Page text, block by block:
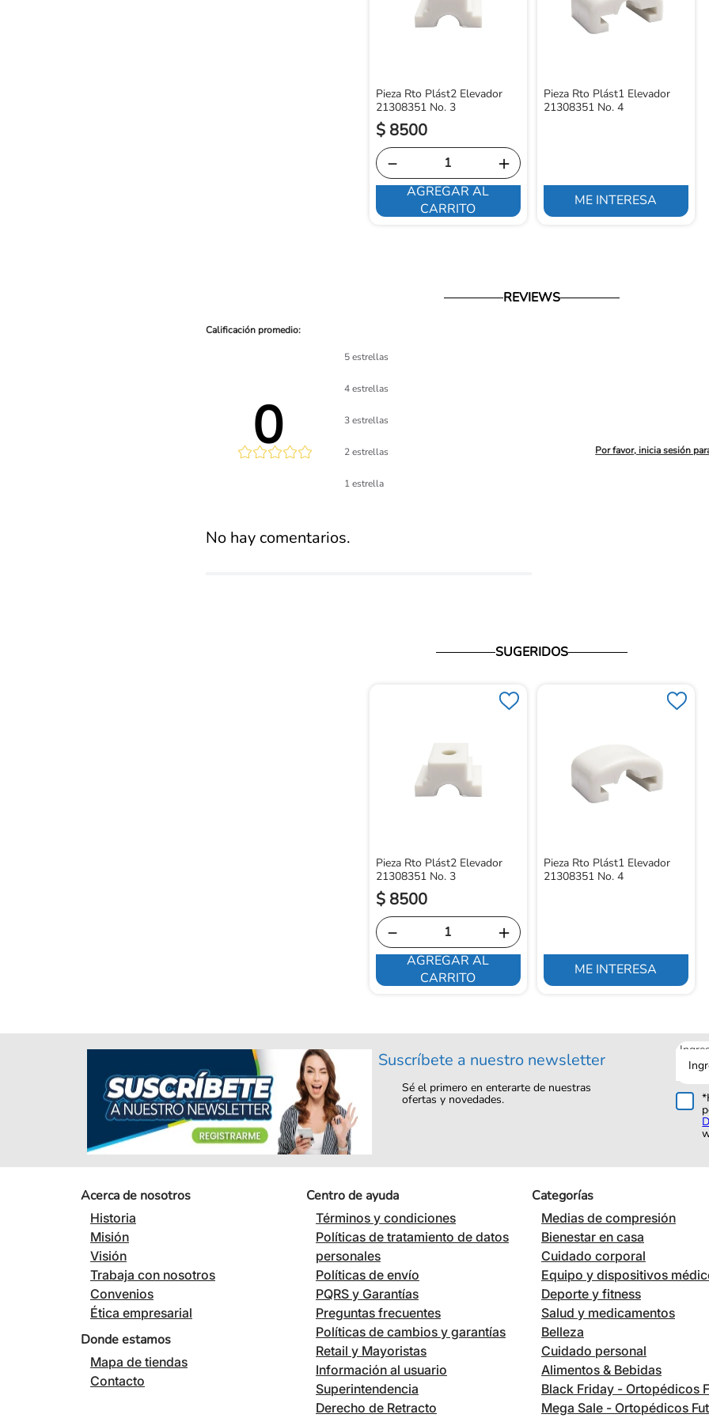
Pieza Rto Plást2 Elevador
21308351 No. 3
$ 8500
＋
－
AGREGAR AL
CARRITO
Pieza Rto Plást1 Elevador
21308351 No. 4
ME INTERESA
REVIEWS
0
Calificación
promedio
5 estrellas
4 estrellas
3 estrellas
2 estrellas
1 estrella
Por favor, inicia sesión
No hay comentarios.
SUGERIDOS
Pieza Rto Plást2 Elevador
21308351 No. 3
$ 8500
＋
－
AGREGAR AL
CARRITO
Pieza Rto Plást1 Elevador
21308351 No. 4
ME INTERESA
Suscríbete a nuestro newsletter
Sé el primero en enterarte de nuestras
ofertas y novedades.
tu
Acerca de nosotros
Historia
Misión
Visión
Trabaja con nosotros
Convenios
Ética empresarial
Donde estamos
Mapa de tiendas
Contacto
Centro de ayuda
Términos y condiciones
Políticas de tratamiento de datos
personales
Políticas de envío
PQRS y Garantías
Preguntas frecuentes
Políticas de cambios y garantías
Retail y Mayoristas
Información al usuario
Superintendencia
Derecho de Retracto
Categorías
Medias de compresión
Bienestar en casa
Cuidado corporal
Equipo y dispositivos
Deporte y fitness
Salud y medicamentos
Belleza
Cuidado personal
Alimentos & Bebidas
Black Friday - Ortopédicos
Mega Sale - Ortopédicos